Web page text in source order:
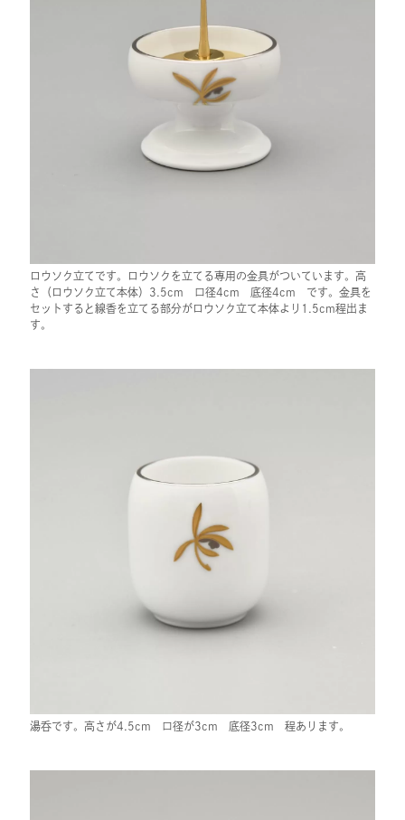
ロウソク立てです。ロウソクを立てる専用の金具がついています。高
さ（ロウソク立て本体）3.5cm 口径4cm 底径4cm です。金具を
セットすると線香を立てる部分がロウソク立て本体より1.5cm程出ま
す。
湯呑です。高さが4.5cm 口径が3cm 底径3cm 程あります。